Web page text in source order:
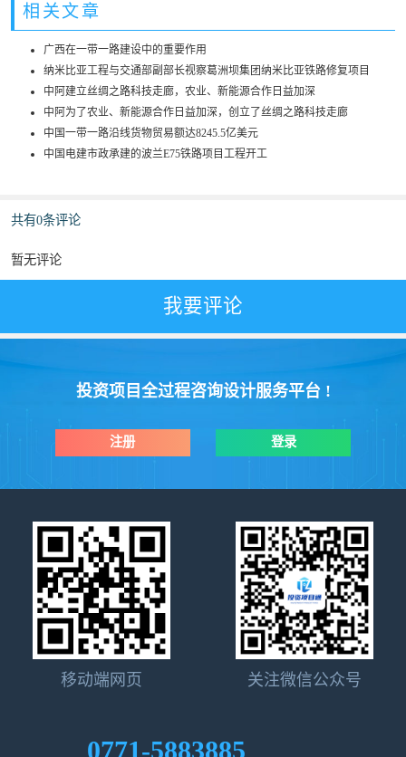
相关文章
广西在一带一路建设中的重要作用
纳米比亚工程与交通部副部长视察葛洲坝集团纳米比亚铁路修复项目
中阿建立丝绸之路科技走廊，农业、新能源合作日益加深
中阿为了农业、新能源合作日益加深，创立了丝绸之路科技走廊
中国一带一路沿线货物贸易额达8245.5亿美元
中国电建市政承建的波兰E75铁路项目工程开工
共有0条评论
暂无评论
投资项目全过程咨询设计服务平台 !
注册 登录
移动端网页 关注微信公众号
0771-5883885